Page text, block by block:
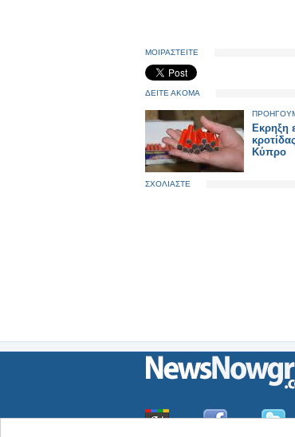
ΜΟΙΡΑΣΤΕΙΤΕ
ΔΕΙΤΕ ΑΚΟΜΑ
Εκρηξη
Κύπρο
ΣΧΟΛΙΑΣΤΕ